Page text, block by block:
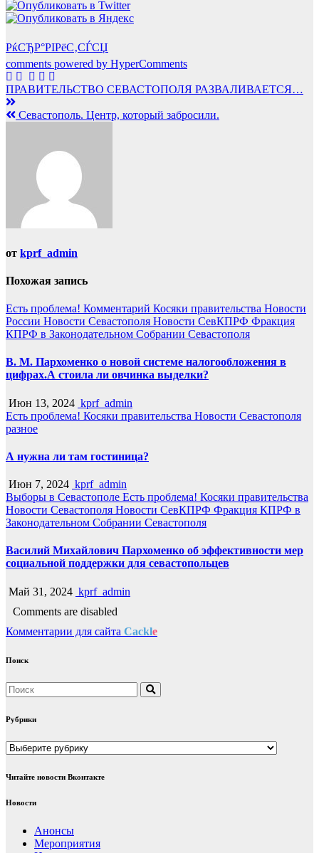
РќСЂР°РІРёС‚СЃСЏ
comments powered by HyperComments
Навигация
по
ПРАВИТЕЛЬСТВО СЕВАСТОПОЛЯ РАЗВАЛИВАЕТСЯ…
Севастополь. Центр, который забросили.
от kprf_admin
Похожая запись
Есть проблема! Комментарий Косяки правительства Новости
России Новости Севастополя Новости СевКПРФ Фракция
КПРФ в Законодательном Собрании Севастополя
В. М. Пархоменко о новой системе налогообложения в
цифрах.А стоила ли овчинка выделки?
Июн 13, 2024 kprf_admin
Есть проблема! Косяки правительства Новости Севастополя
разное
А нужна ли там гостиница?
Июн 7, 2024 kprf_admin
Выборы в Севастополе Есть проблема! Косяки правительства
Новости Севастополя Новости СевКПРФ Фракция КПРФ в
Законодательном Собрании Севастополя
Василий Михайлович Пархоменко об эффективности мер
социальной поддержки для севастопольцев
Май 31, 2024 kprf_admin
Comments are disabled
Комментарии для сайта Cackle
Поиск
Рубрики
Рубрики
Читайте новости Вконтакте
Новости
Анонсы
Мероприятия